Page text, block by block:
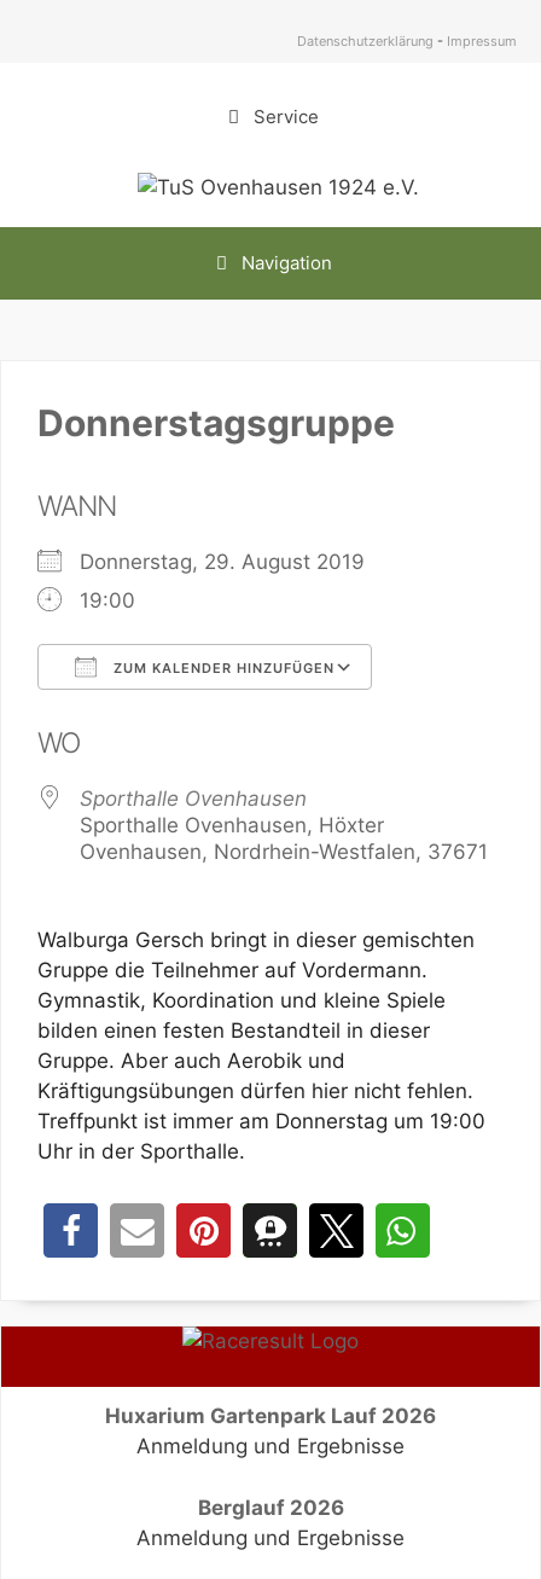
Datenschutzerklärung - Impressum
Service
Navigation
Donnerstagsgruppe
WANN
Donnerstag, 29. August 2019
19:00
ZUM KALENDER HINZUFÜGEN
WO
Sporthalle Ovenhausen
Sporthalle Ovenhausen, Höxter
Ovenhausen, Nordrhein-Westfalen, 37671
Walburga Gersch bringt in dieser gemischten
Gruppe die Teilnehmer auf Vordermann.
Gymnastik, Koordination und kleine Spiele
bilden einen festen Bestandteil in dieser
Gruppe. Aber auch Aerobik und
Kräftigungsübungen dürfen hier nicht fehlen.
Treffpunkt ist immer am Donnerstag um 19:00
Uhr in der Sporthalle.
Huxarium Gartenpark Lauf 2026
Anmeldung und Ergebnisse
Berglauf 2026
Anmeldung und Ergebnisse